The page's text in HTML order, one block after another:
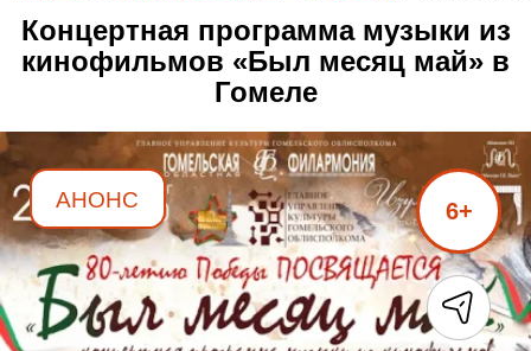
Концертная программа музыки из
кинофильмов «Был месяц май» в
Гомеле
АНОНС 6+